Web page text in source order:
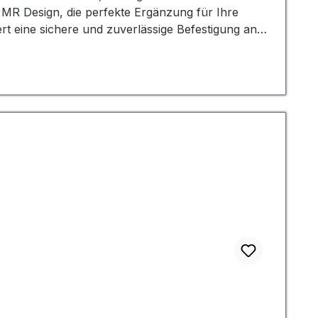
eine sichere und zuverlässige Befestigung an
verhindert ein lästiges Verhaken oder
Anpassbarkeit. Mit ihrem praktischen
sodass sie für Masten unterschiedlicher
Schlaufe ist dabei nicht nur extrem vielseitig
oder Sonneneinstrahlung, und somit eine
Spezialanfertigungen, da die MRD
aber effektiv in das Gesamtbild ein,